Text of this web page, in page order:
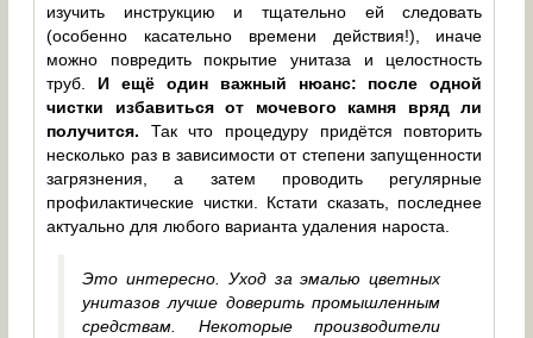
изучить инструкцию и тщательно ей следовать
(особенно касательно времени действия!), иначе
можно повредить покрытие унитаза и целостность
труб. И ещё один важный нюанс: после одной
чистки избавиться от мочевого камня вряд ли
получится. Так что процедуру придётся повторить
несколько раз в зависимости от степени запущенности
загрязнения, а затем проводить регулярные
профилактические чистки. Кстати сказать, последнее
актуально для любого варианта удаления нароста.
Это интересно. Уход за эмалью цветных
унитазов лучше доверить промышленным
средствам. Некоторые производители